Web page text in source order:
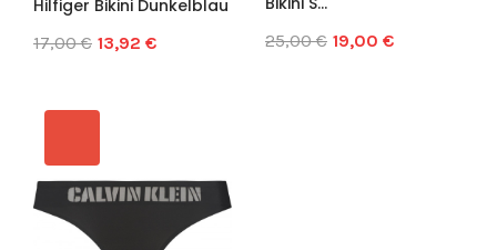
Hilfiger Bikini Dunkelblau
17,00 € 13,92 € 25,00 € 19,00 €